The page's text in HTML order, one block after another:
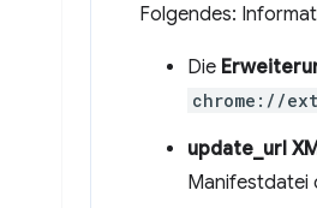
Folgendes:
Die
chrome://
update_url
Manifestdatei